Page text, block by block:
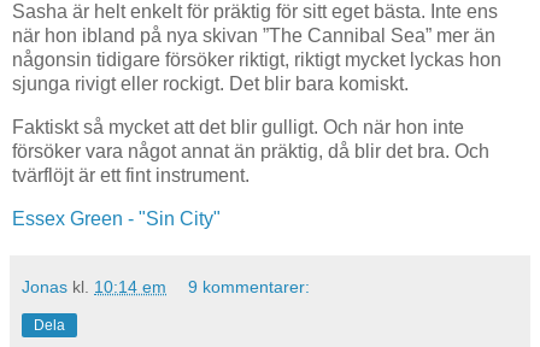
Sasha är helt enkelt för präktig för sitt eget bästa. Inte ens
när hon ibland på nya skivan ”The Cannibal Sea” mer än
någonsin tidigare försöker riktigt, riktigt mycket lyckas hon
sjunga rivigt eller rockigt. Det blir bara komiskt.
Faktiskt så mycket att det blir gulligt. Och när hon inte
försöker vara något annat än präktig, då blir det bra. Och
tvärflöjt är ett fint instrument.
Essex Green - "Sin City"
Jonas kl. 10:14 em 9 kommentarer:
Dela